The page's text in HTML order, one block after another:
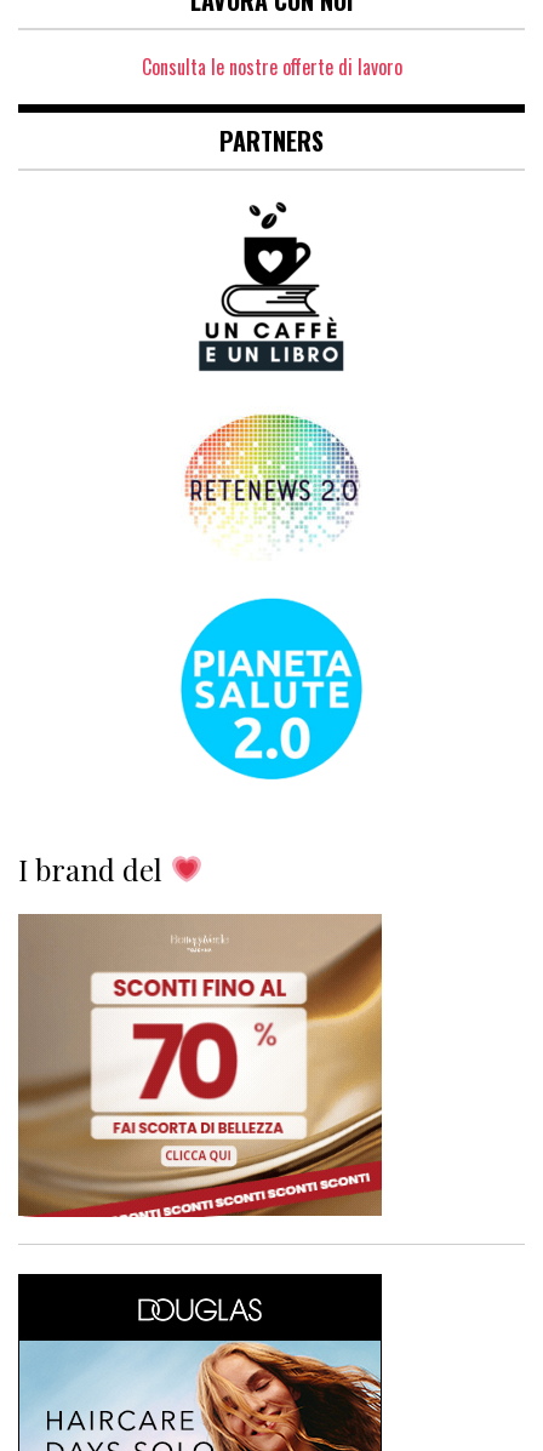
Consulta le nostre offerte di lavoro
PARTNERS
I brand del